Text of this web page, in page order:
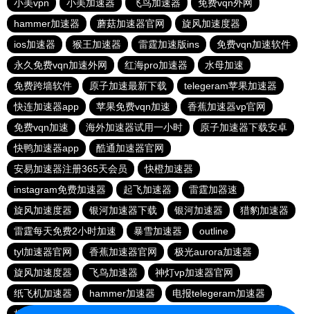
小美vpn
小美加速器 飞鸟加速器
免费vqn外网
hammer加速器
蘑菇加速器官网
旋风加速度器
ios加速器
猴王加速器 雷霆加速版ins
免费vqn加速软件
永久免费vqn加速外网
红海pro加速器
水母加速
免费跨墙软件
原子加速最新下载
telegeram苹果加速器
快连加速器app
苹果免费vqn加速
香蕉加速器vp官网
免费vqn加速
海外加速器试用一小时
原子加速器下载安卓
快鸭加速器app
酷通加速器官网
安易加速器注册365天会员
快橙加速器
instagram免费加速器
起飞加速器
雷霆加器速
旋风加速度器
银河加速器下载 银河加速器
猎豹加速器
雷霆每天免费2小时加速
暴雪加速器
outline
tyl加速器官网
香蕉加速器官网
极光aurora加速器
旋风加速度器
飞鸟加速器
神灯vp加速器官网
纸飞机加速器
hammer加速器
电报telegeram加速器